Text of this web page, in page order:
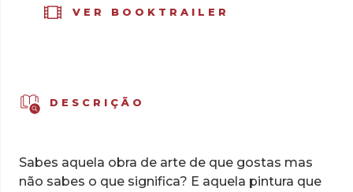
Parto
4
VER BOOKTRAILER
DESCRIÇÃO
Sabes aquela obra de arte de que gostas mas
não sabes o que significa? E aquela pintura que